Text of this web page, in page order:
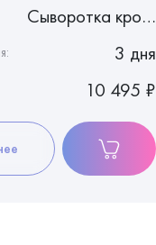
Сыворотка крови
3 дня
10 495 ₽